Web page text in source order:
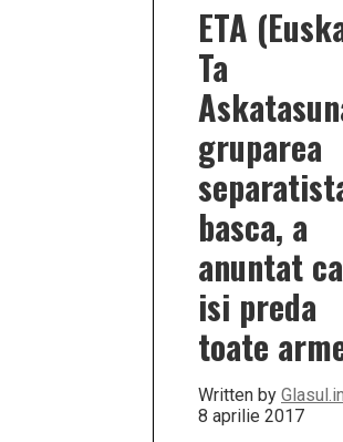
ETA
Ta
gruparea
basca, a
anuntat ca
isi preda
toate
Written by
8 aprilie 2017